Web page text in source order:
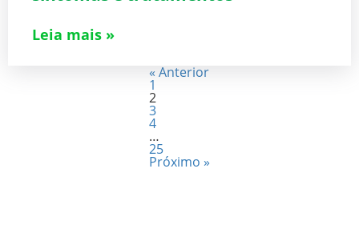
Leia mais »
« Anterior
1
2
3
4
…
25
Próximo »